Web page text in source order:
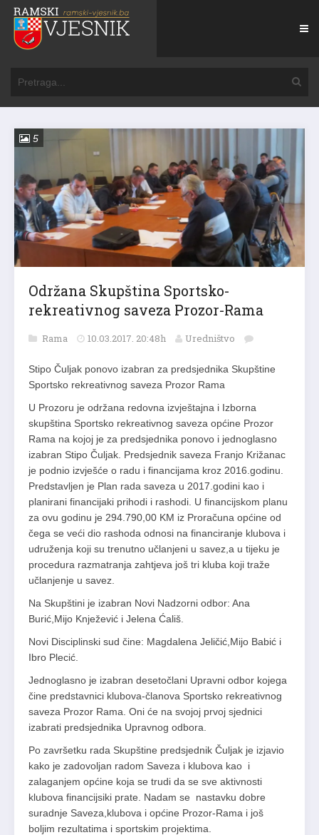
5
Održana Skupština Sportsko-
rekreativnog saveza Prozor-Rama
Rama 10.03.2017. 20:48h Uredništvo
Stipo Čuljak ponovo izabran za predsjednika Skupštine
Sportsko rekreativnog saveza Prozor Rama
U Prozoru je održana redovna izvještajna i Izborna
skupština Sportsko rekreativnog saveza općine Prozor
Rama na kojoj je za predsjednika ponovo i jednoglasno
izabran Stipo Čuljak. Predsjednik saveza Franjo Križanac
je podnio izvješće o radu i financijama kroz 2016.godinu.
Predstavljen je Plan rada saveza u 2017.godini kao i
planirani financijaki prihodi i rashodi. U financijskom planu
za ovu godinu je 294.790,00 KM iz Proračuna općine od
čega se veći dio rashoda odnosi na financiranje klubova i
udruženja koji su trenutno učlanjeni u savez,a u tijeku je
procedura razmatranja zahtjeva još tri kluba koji traže
učlanjenje u savez.
Na Skupštini je izabran Novi Nadzorni odbor: Ana
Burić,Mijo Knježević i Jelena Ćališ.
Novi Disciplinski sud čine: Magdalena Jeličić,Mijo Babić i
Ibro Plecić.
Jednoglasno je izabran desetočlani Upravni odbor kojega
čine predstavnici klubova-članova Sportsko rekreativnog
saveza Prozor Rama. Oni će na svojoj prvoj sjednici
izabrati predsjednika Upravnog odbora.
Po završetku rada Skupštine predsjednik Čuljak je izjavio
kako je zadovoljan radom Saveza i klubova kao i
zalaganjem općine koja se trudi da se sve aktivnosti
klubova financijsiki prate. Nadam se nastavku dobre
suradnje Saveza,klubova i općine Prozor-Rama i još
boljim rezultatima i sportskim projektima.